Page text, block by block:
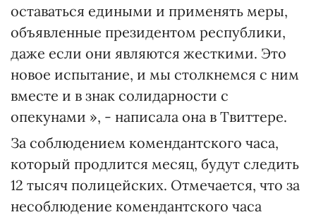
оставаться едиными и применять меры,
объявленные президентом республики,
даже если они являются жесткими. Это
новое испытание, и мы столкнемся с ним
вместе и в знак солидарности с
опекунами », - написала она в Твиттере.
За соблюдением комендантского часа,
который продлится месяц, будут следить
12 тысяч полицейских. Отмечается, что за
несоблюдение комендантского часа